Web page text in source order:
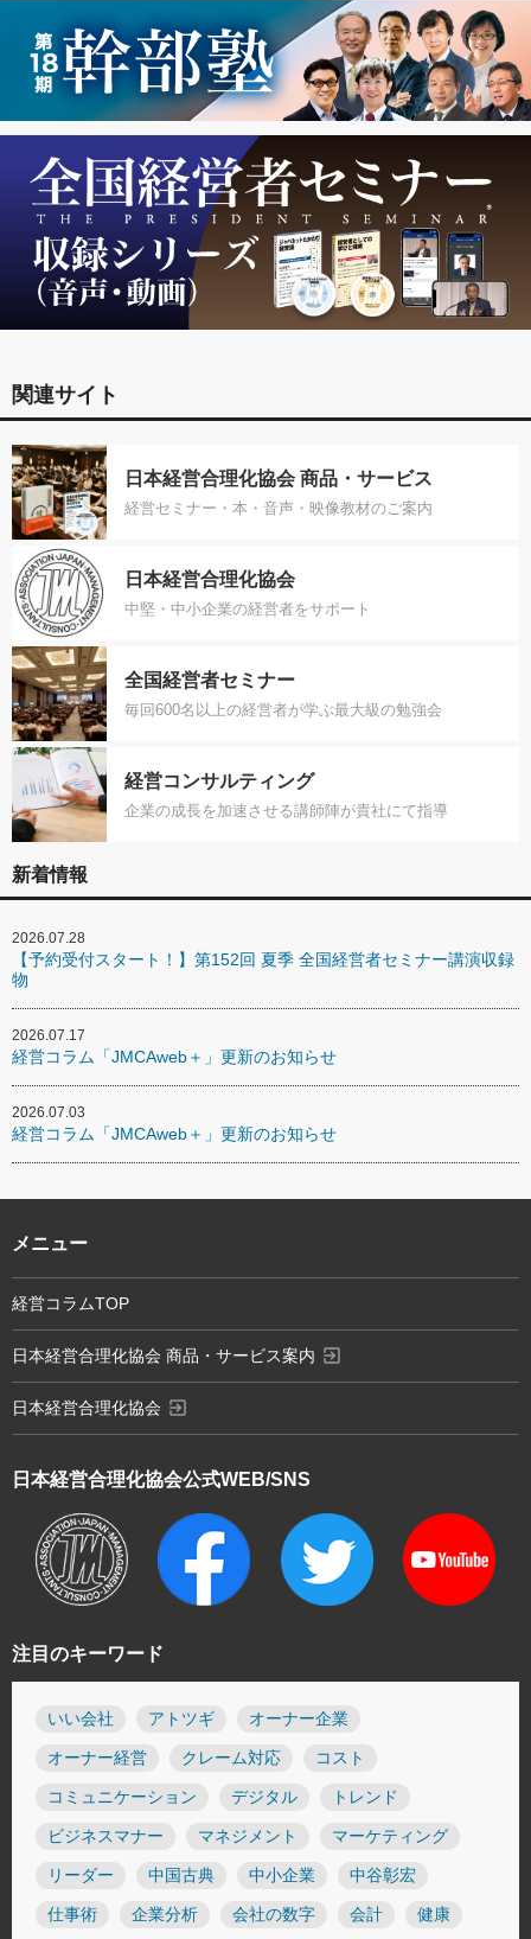
関連サイト
日本経営合理化協会 商品・サービス
経営セミナー・本・音声・映像教材のご案内
日本経営合理化協会
中堅・中小企業の経営者をサポート
全国経営者セミナー
毎回600名以上の経営者が学ぶ最大級の勉強会
経営コンサルティング
企業の成長を加速させる講師陣が貴社にて指導
新着情報
2026.07.28
【予約受付スタート！】第152回 夏季 全国経営者セミナー講演収録
物
2026.07.17
経営コラム「JMCAweb＋」更新のお知らせ
2026.07.03
経営コラム「JMCAweb＋」更新のお知らせ
注目のキーワード
いい会社 アトツギ オーナー企業
オーナー経営 クレーム対応 コスト
コミュニケーション デジタル トレンド
ビジネスマナー マネジメント マーケティング
リーダー 中国古典 中小企業 中谷彰宏
仕事術 企業分析 会社の数字 会計 健康
日本経営合理化協会公式WEB/SNS
メニュー
経営コラムTOP
日本経営合理化協会 商品・サービス案内 exit_to_app
日本経営合理化協会 exit_to_app